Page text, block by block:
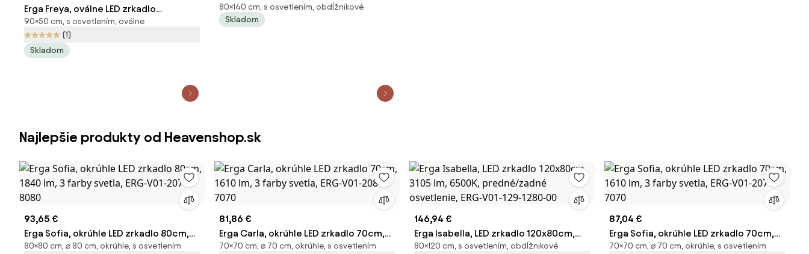
Erga Freya, oválne LED zrkadlo
50x90cm v čiernom kovovom ráme, 3
farby svetla, zadné osvetlenie,
vyhrievacia podložka proti zapareniu,
90×50 cm, s osvetlením, oválne
(1)
Skladom
čiernom ráme, 3335 lm, 3 farby svetla,
zadné osvetlenie, ERG-V01-MEGAN-
80×140 cm, s osvetlením, obdĺžnikové
Skladom
Najlepšie produkty od Heavenshop.sk
93,65 €
Erga Sofia, okrúhle LED zrkadlo 80cm,
1840 lm, 3 farby svetla, ERG-V01-207-
80×80 cm, ⌀ 80 cm, okrúhle, s osvetlením
81,86 €
Erga Carla, okrúhle LED zrkadlo 70cm,
1610 lm, 3 farby svetla, ERG-V01-208-
70×70 cm, ⌀ 70 cm, okrúhle, s osvetlením
146,94 €
Erga Isabella, LED zrkadlo 120x80cm,
3105 lm, 6500K, predné/zadné
80×120 cm, s osvetlením, obdĺžnikové
87,04 €
Erga Sofia, okrúhle LED zrkadlo 70cm,
1610 lm, 3 farby svetla, ERG-V01-207-
70×70 cm, ⌀ 70 cm, okrúhle, s osvetlením